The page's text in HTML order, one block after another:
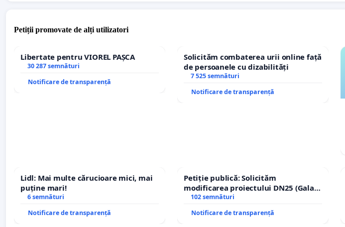
Petiții promovate de alți utilizatori
Libertate pentru VIOREL PAȘCA
30 287 semnături
Notificare de transparență
Solicităm combaterea urii online față
de persoanele cu dizabilități
7 525 semnături
Notificare de transparență
Lidl: Mai multe cărucioare mici, mai
puține mari!
6 semnături
Notificare de transparență
Petiție publică: Solicităm
modificarea proiectului DN25 (Galați
– Hanu Conachi) prin devierea
traseului în afara localităților!
102 semnături
Notificare de transparență